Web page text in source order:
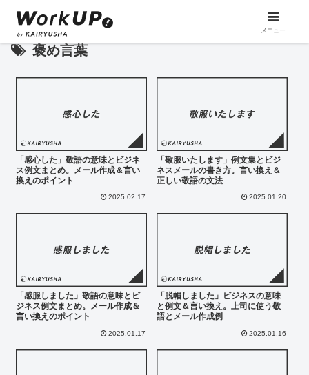
褒め言葉
「感心した」敬語の意味とビジネ
ス例文まとめ。メール作成＆言い
換えのポイント
2025.02.17
「敬服いたします」例文集とビジ
ネスメールの書き方。言い換え＆
正しい敬語の文法
2025.01.20
「感服しました」敬語の意味とビ
ジネス例文まとめ。メール作成＆
言い換えのポイント
2025.01.17
「脱帽しました」ビジネスの意味
と例文＆言い換え。上司に使う敬
語とメール作成例
2025.01.16
メニュー